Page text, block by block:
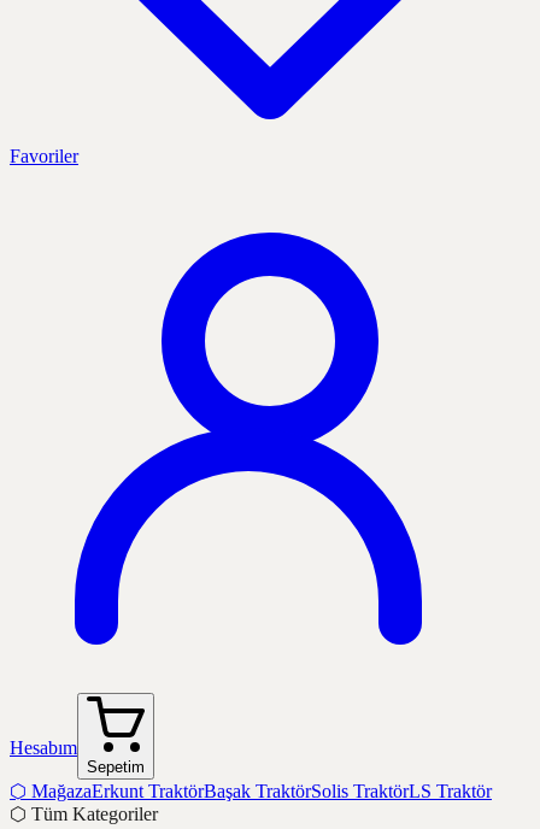
Favoriler
Hesabım
Sepetim
⬡ MağazaErkunt TraktörBaşak TraktörSolis TraktörLS Traktör
⬡ Tüm Kategoriler